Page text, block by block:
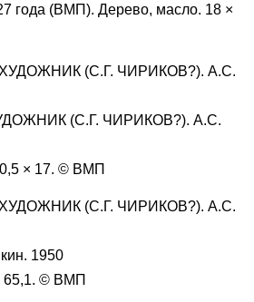
года (ВМП). Дерево, масло. 18 ×
(С.Г. ЧИРИКОВ?). А.С.
× 17. © ВМП
1950
65,1. © ВМП